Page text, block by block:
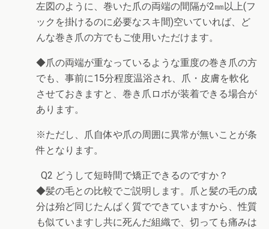
左図のように、巻いた爪の両端の間隔が2㎜以上(フ
ックを掛けるのに必要なスキ間)空いていれば、ど
んな巻き爪の方でもご使用いただけます。
◆爪の両端が重なっているような重度の巻き爪の方
でも、事前に15分程度温浴され、爪・皮膚を軟化
させておきますと、巻き爪ロボが装着できる場合が
あります。
※ただし、爪自体や爪の周囲に異常が無いことが条
件となります。
Q2 どうして短時間で矯正できるのですか？
◆髪の毛との比較でご説明します。爪と髪の毛の成
分は殆ど同じたんぱく質でできていますから、性質
も似ていますし共に死んだ組織で、切っても痛みは